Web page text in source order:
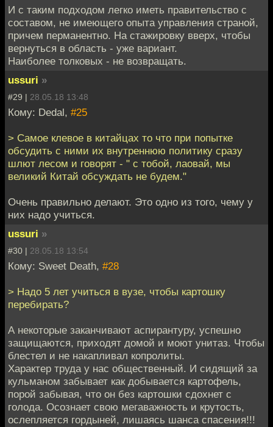
И с таким подходом легко иметь правительство с
составом, не имеющего опыта управления страной,
причем перманентно. На стажировку вверх, чтобы
вернуться в область - уже вариант.
Наиболее толковых - не возвращать.
ussuri »
#29 | 28.05.18 13:48
Кому: Dedal, #25
> Самое клевое в китайцах то что при попытке
обсудить с ними их внутреннюю политику сразу
шлют лесом и говорят - " с тобой, лаовай, мы
великий Китай обсуждать не будем."
Очень правильно делают. Это одно из того, чему у
них надо учиться.
ussuri »
#30 | 28.05.18 13:54
Кому: Sweet Death, #28
> Надо 5 лет учиться в вузе, чтобы картошку
перебирать?
А некоторые заканчивают аспирантуру, успешно
защищаются, приходят домой и моют унитаз. Чтобы
блестел и не накапливал копролиты.
Характер труда у нас общественный. И сидящий за
кульманом забывает как добывается картофель,
порой забывая, что он без картошки сдохнет с
голода. Осознает свою мегаважность и крутость,
ослепляется гордыней, лишаясь шанса спасения!!!